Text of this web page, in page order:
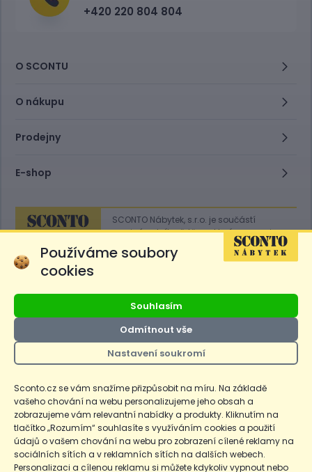
+420 220 804 804
O SCONTU
O nákupu
Prodejny
E-shop
SCONTO Nábytek, s.r.o. je součástí
mezinárodního řetězce, který provozuje
obchodní domy
Sconto.
Ceny produktů na e-shopu sconto.cz jsou označeny následovně. Běžná
cena je cena bez označení, *Cena pro členy SCONTO Clubu, **Akční
dnů před prvním zlevněním. Dle zákona o ochraně spotřebitele §12a je
uvedená Běžná cena současně i nejnižší za 30 dní, pokud není Nejnižší
Běžná cena za 30 dní uvedena samostatně na detailu produktu.
CopyrightOchrana osobních údajůCookiesNastavení cookies
Používáme soubory
cookies
Souhlasím
Odmítnout vše
Nastavení soukromí
Sconto.cz se vám snažíme přizpůsobit na míru. Na základě
vašeho chování na webu personalizujeme jeho obsah a
zobrazujeme vám relevantní nabídky a produkty. Kliknutím na
tlačítko „Rozumím“ souhlasíte s využíváním cookies a použití
údajů o vašem chování na webu pro zobrazení cílené reklamy na
sociálních sítích a v reklamních sítích na dalších webech.
Personalizaci a cílenou reklamu si můžete kdykoliv vypnout nebo